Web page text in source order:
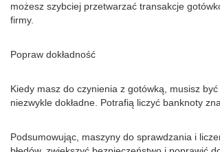
możesz szybciej przetwarzać transakcje
firmy.
Popraw dokładność
Kiedy masz do czynienia z gotówką, musisz
niezwykle dokładne. Potrafią liczyć banknoty
Podsumowując, maszyny do sprawdzania i